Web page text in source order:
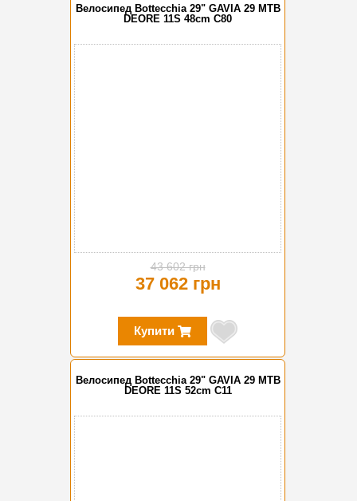
Велосипед Bottecchia 29" GAVIA 29 MTB
DEORE 11S 48cm C80
43 602 грн
37 062 грн
Купити
Велосипед Bottecchia 29" GAVIA 29 MTB
DEORE 11S 52cm C11